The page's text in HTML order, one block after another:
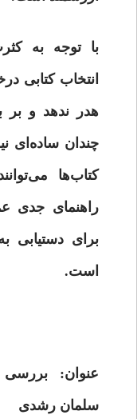
با توجه به
انتخاب کتابی
هدر ندهد و بر
چندان ساده‌ای
کتاب‌ها
راهنمای جدی
برای دستیابی
است.
عنوان: بررسی
سلمان رشدی